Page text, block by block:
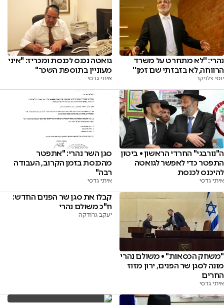
נהרי: ''לא מתחרט על משרד
הרווחה, לא בזבזתי שם זמן''
יוסי צלניקר
גואטה נכנס לכנסת ומכריז: "איני
מעוניין בתוספת השכר"
איתי גדסי
ה"נורבגי" החרדי הראשון • ביטון
התפטר כדי לאפשר לגואטה
להיכנס לכנסת
איתי גדסי
סגן השר נהרי: "אתפטר
מהכנסת בזמן הקרוב, העבודה
רבה"
איתי גדסי
"משחק הכסאות" • משולם נהרי
מונה לסגן שר הפנים, ירון מזוז
החרים
איתי גדסי
קבלו את סגן שר הפנים החדש:
ח"כ משולם נהרי
יעקב גרודקה